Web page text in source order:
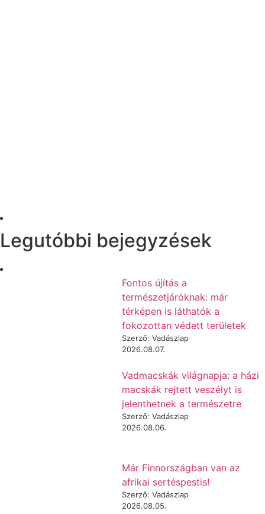
Legutóbbi bejegyzések
Fontos újítás a
természetjáróknak: már
térképen is láthatók a
fokozottan védett területek
Szerző: Vadászlap
2026.08.07.
Vadmacskák világnapja: a házi
macskák rejtett veszélyt is
jelenthetnek a természetre
Szerző: Vadászlap
2026.08.06.
Már Finnországban van az
afrikai sertéspestis!
Szerző: Vadászlap
2026.08.05.